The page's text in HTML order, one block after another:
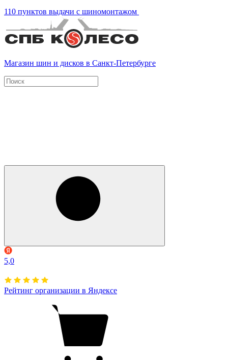
110 пунктов выдачи с шиномонтажом
Магазин шин и дисков в Санкт-Петербурге
5,0
Рейтинг организации в Яндексе